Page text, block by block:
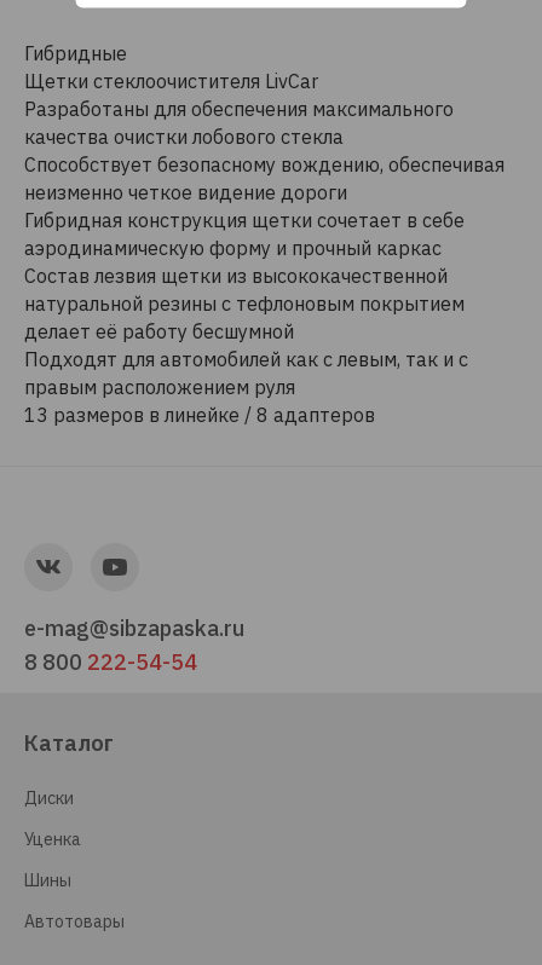
Гибридные
Щетки стеклоочистителя LivCar
Разработаны для обеспечения максимального
качества очистки лобового стекла
Способствует безопасному вождению, обеспечивая
неизменно четкое видение дороги
Гибридная конструкция щетки сочетает в себе
аэродинамическую форму и прочный каркас
Состав лезвия щетки из высококачественной
натуральной резины с тефлоновым покрытием
делает её работу бесшумной
Подходят для автомобилей как с левым, так и с
правым расположением руля
13 размеров в линейке / 8 адаптеров
e-mag@sibzapaska.ru
8 800 222-54-54
Каталог
Диски
Уценка
Шины
Автотовары